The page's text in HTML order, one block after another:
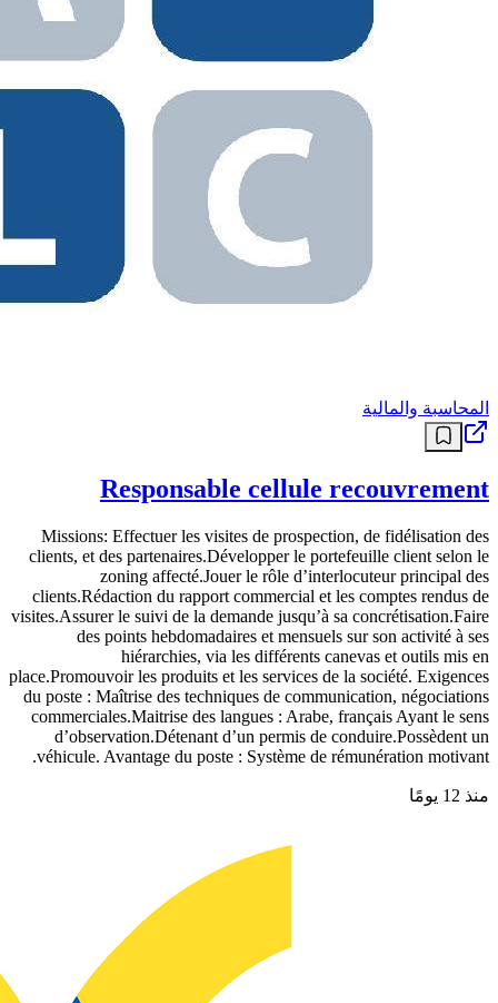
المحاسبة والمالية
Responsable cellule recouvrement
Missions: Effectuer les visites de prospection, de fidélisation des
clients, et des partenaires.Développer le portefeuille client selon le
zoning affecté.Jouer le rôle d’interlocuteur principal des
clients.Rédaction du rapport commercial et les comptes rendus de
visites.Assurer le suivi de la demande jusqu’à sa concrétisation.Faire
des points hebdomadaires et mensuels sur son activité à ses
hiérarchies, via les différents canevas et outils mis en
place.Promouvoir les produits et les services de la société. Exigences
du poste : Maîtrise des techniques de communication, négociations
commerciales.Maitrise des langues : Arabe, français Ayant le sens
d’observation.Détenant d’un permis de conduire.Possèdent un
véhicule. Avantage du poste : Système de rémunération motivant.
منذ 12 يومًا